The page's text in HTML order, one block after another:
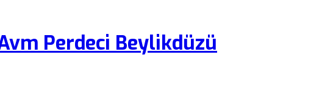
Perdeci Beylikdüzü